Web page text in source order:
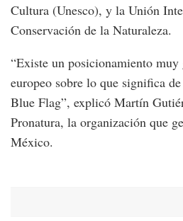
Cultura (Unesco), y la Unión
Conservación de la Naturaleza.
“Existe un posicionamiento
europeo sobre lo que significa
Blue Flag”, explicó Martín
Pronatura, la organización que
México.